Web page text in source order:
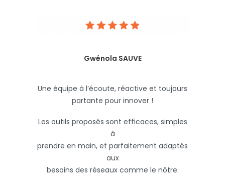
Gwénola SAUVE
Une équipe à l’écoute, réactive et toujours
partante pour innover !
Les outils proposés sont efficaces, simples
à
prendre en main, et parfaitement adaptés
aux
besoins des réseaux comme le nôtre.